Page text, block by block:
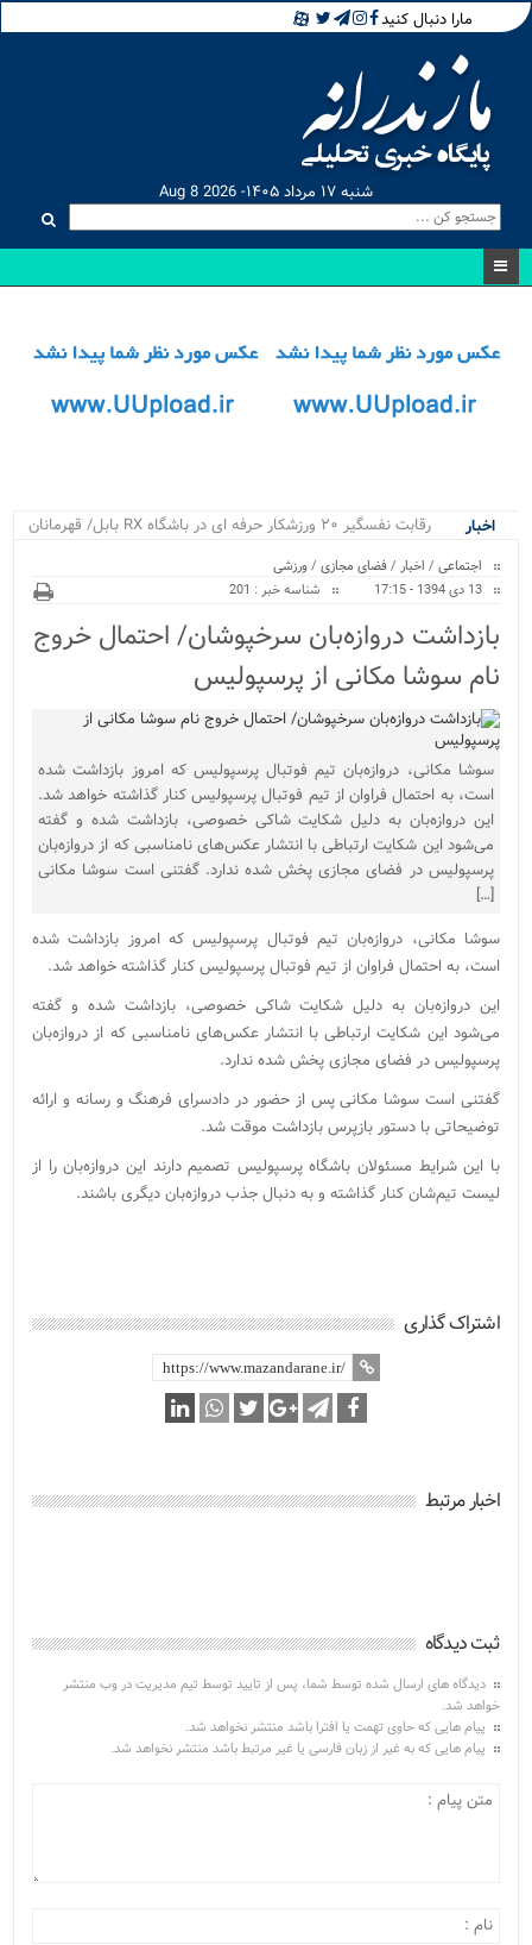
مارا دنبال کنید
شنبه ۱۷ مرداد ۱۴۰۵- Aug 8 2026
اخبار
رقابت نفسگیر ۲۰ ورزشکار حرفه ای در باشگاه RX بابل/ قهرمانان
اجتماعی / اخبار /فضای مجازی /ورزشی
13 دی 1394 - 17:15
شناسه خبر : 201
بازداشت دروازه‌بان سرخپوشان/ احتمال خروج
نام سوشا مکانی از پرسپولیس
سوشا مکانی، دروازه‌بان تیم فوتبال پرسپولیس که امروز بازداشت شده
است، به احتمال فراوان از تیم فوتبال پرسپولیس کنار گذاشته خواهد شد.
این دروازه‌بان به دلیل شکایت شاکی خصوصی، بازداشت شده و گفته
می‌شود این شکایت ارتباطی با انتشار عکس‌های نامناسبی که از دروازه‌بان
پرسپولیس در فضای مجازی پخش شده ندارد. گفتنی است سوشا مکانی
[…]
سوشا مکانی، دروازه‌بان تیم فوتبال پرسپولیس که امروز بازداشت شده
است، به احتمال فراوان از تیم فوتبال پرسپولیس کنار گذاشته خواهد شد.
این دروازه‌بان به دلیل شکایت شاکی خصوصی، بازداشت شده و گفته
می‌شود این شکایت ارتباطی با انتشار عکس‌های نامناسبی که از دروازه‌بان
پرسپولیس در فضای مجازی پخش شده ندارد.
گفتنی است سوشا مکانی پس از حضور در دادسرای فرهنگ و رسانه و ارائه
توضیحاتی با دستور بازپرس بازداشت موقت شد.
با این شرایط مسئولان باشگاه پرسپولیس تصمیم دارند این دروازه‌بان را از
لیست تیم‌شان کنار گذاشته و به دنبال جذب دروازه‌بان دیگری باشند.
اشتراک گذاری
اخبار مرتبط
ثبت دیدگاه
دیدگاه های ارسال شده توسط شما، پس از تایید توسط تیم مدیریت در وب منتشر
خواهد شد.
پیام هایی که حاوی تهمت یا افترا باشد منتشر نخواهد شد.
پیام هایی که به غیر از زبان فارسی یا غیر مرتبط باشد منتشر نخواهد شد.